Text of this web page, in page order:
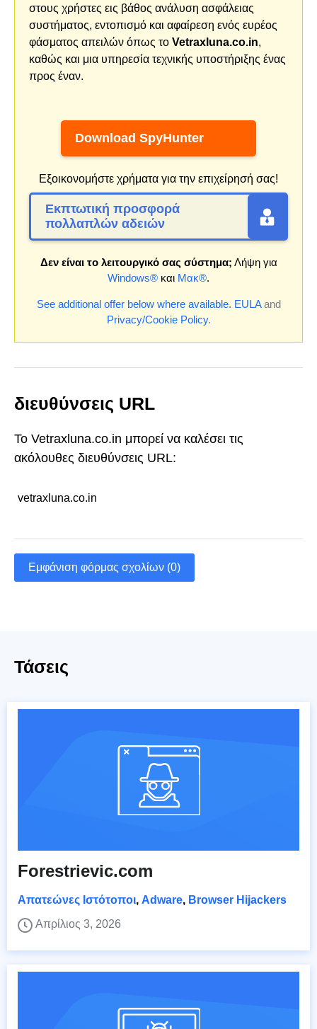
στους χρήστες εις βάθος ανάλυση ασφάλειας
συστήματος, εντοπισμό και αφαίρεση ενός ευρέος
φάσματος απειλών όπως το Vetraxluna.co.in,
καθώς και μια υπηρεσία τεχνικής υποστήριξης ένας
προς έναν.
Download SpyHunter
Εξοικονομήστε χρήματα για την επιχείρησή σας!
Εκπτωτική προσφορά
πολλαπλών αδειών
Δεν είναι το λειτουργικό σας σύστημα; Λήψη για
Windows® και Μακ®.
See additional offer below where available. EULAand
Privacy/Cookie Policy.
διευθύνσεις URL
Το Vetraxluna.co.in μπορεί να καλέσει τις
ακόλουθες διευθύνσεις URL:
vetraxluna.co.in
Εμφάνιση φόρμας σχολίων (0)
Τάσεις
Forestrievic.com
Απατεώνες Ιστότοποι, Adware, Browser Hijackers
Απρίλιος 3, 2026